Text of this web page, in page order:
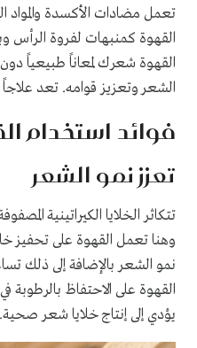
تعمل مضادات الأكسدة والمواد
القهوة كمنبهات لفروة الرأس
القهوة شعرك لمعاناً طبيعياً
الشعر وتعزيز قوامه. تعد
فوائد استخدام
تعزز نمو الشعر
تتكاثر الخلايا الكيراتينية
وهنا تعمل القهوة على تحفيز
نمو الشعر بالإضافة إلى ذلك
القهوة على الاحتفاظ بالرطوبة
يؤدي إلى إنتاج خلايا شعر صحية.